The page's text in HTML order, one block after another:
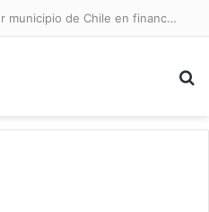
Puerto Varas será el primer municipio de Chile en financiar un Plan Maestro para un parque nacional